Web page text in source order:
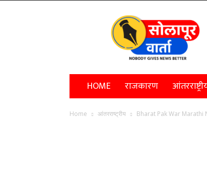
Solapur
Varta
HOME राजकारण
Home आंतरराष्ट्रीय Bharat Pak War Marathi